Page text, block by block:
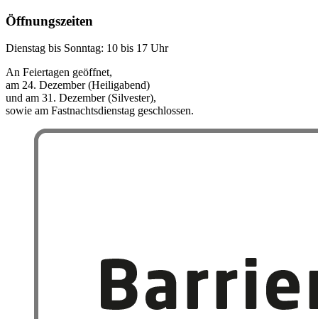
Öffnungszeiten
Dienstag bis Sonntag: 10 bis 17 Uhr
An Feiertagen geöffnet,
am 24. Dezember (Heiligabend)
und am 31. Dezember (Silvester),
sowie am Fastnachtsdienstag geschlossen.